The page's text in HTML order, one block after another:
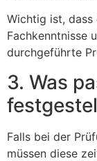
Wichtig ist,
Fachkenntnisse
durchgeführte
3. Was
Falls bei der
müssen diese